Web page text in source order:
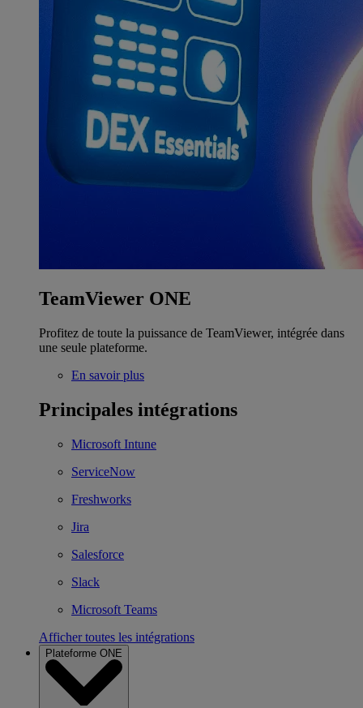
TeamViewer ONE
Profitez de toute la puissance de TeamViewer, intégrée dans
une seule plateforme.
En savoir plus
Principales intégrations
Microsoft Intune
ServiceNow
Freshworks
Jira
Salesforce
Slack
Microsoft Teams
Afficher toutes les intégrations
Plateforme ONE